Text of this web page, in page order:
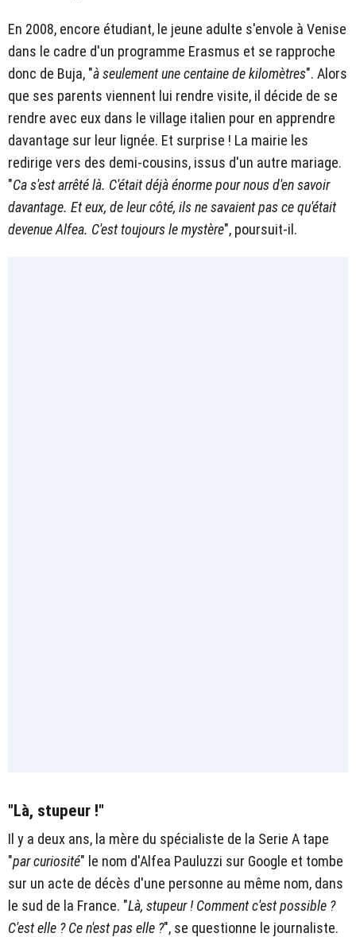
En 2008, encore étudiant, le jeune adulte s'envole à Venise
dans le cadre d'un programme Erasmus et se rapproche
donc de Buja, "à seulement une centaine de kilomètres". Alors
que ses parents viennent lui rendre visite, il décide de se
rendre avec eux dans le village italien pour en apprendre
davantage sur leur lignée. Et surprise ! La mairie les
redirige vers des demi-cousins, issus d'un autre mariage.
"Ca s'est arrêté là. C'était déjà énorme pour nous d'en savoir
davantage. Et eux, de leur côté, ils ne savaient pas ce qu'était
devenue Alfea. C'est toujours le mystère", poursuit-il.
"Là, stupeur !"
Il y a deux ans, la mère du spécialiste de la Serie A tape
"par curiosité" le nom d'Alfea Pauluzzi sur Google et tombe
sur un acte de décès d'une personne au même nom, dans
le sud de la France. "Là, stupeur ! Comment c'est possible ?
C'est elle ? Ce n'est pas elle ?", se questionne le journaliste.